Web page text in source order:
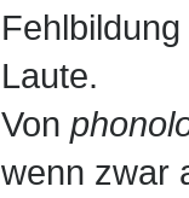
Laute.
Von
wenn zwar